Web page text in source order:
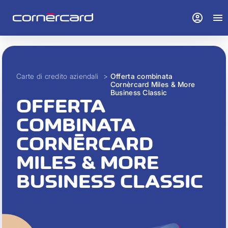
Carte di credito aziendali > Offerta combinata
Cornèrcard Miles & More
Business Classic
OFFERTA
COMBINATA
CORNÈRCARD
MILES & MORE
BUSINESS CLASSIC
account_circle menu